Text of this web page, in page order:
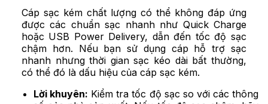
Cáp sạc kém chất lượng có thể không đáp ứng
được các chuẩn sạc nhanh như Quick Charge
hoặc USB Power Delivery, dẫn đến tốc độ sạc
chậm hơn. Nếu bạn sử dụng cáp hỗ trợ sạc
nhanh nhưng thời gian sạc kéo dài bất thường,
có thể đó là dấu hiệu của cáp sạc kém.
Lời khuyên: Kiểm tra tốc độ sạc so với các thông